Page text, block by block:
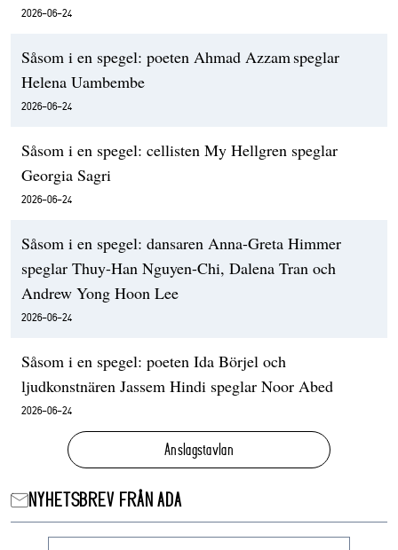
2026-06-24
Såsom i en spegel: poeten Ahmad Azzam speglar
Helena Uambembe
2026-06-24
Såsom i en spegel: cellisten My Hellgren speglar
Georgia Sagri
2026-06-24
Såsom i en spegel: dansaren Anna-Greta Himmer
speglar Thuy-Han Nguyen-Chi, Dalena Tran och
Andrew Yong Hoon Lee
2026-06-24
Såsom i en spegel: poeten Ida Börjel och
ljudkonstnären Jassem Hindi speglar Noor Abed
2026-06-24
Anslagstavlan
NYHETSBREV FRÅN ADA